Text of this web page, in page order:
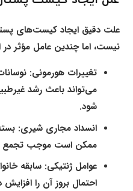
علت دقیق ایجاد کیست‌های
نیست، اما چندین عامل مؤثر در
تغییرات هورمونی:
می‌تواند باعث رشد
شود.
انسداد مجاری شیری:
ممکن است موجب تجمع
عوامل ژنتیکی: سابقه
احتمال بروز آن را